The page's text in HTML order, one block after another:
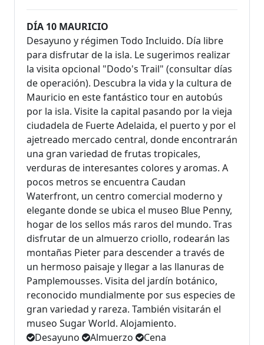
DÍA 10 MAURICIO
Desayuno y régimen Todo Incluido. Día libre
para disfrutar de la isla. Le sugerimos realizar
la visita opcional "Dodo's Trail" (consultar días
de operación). Descubra la vida y la cultura de
Mauricio en este fantástico tour en autobús
por la isla. Visite la capital pasando por la vieja
ciudadela de Fuerte Adelaida, el puerto y por el
ajetreado mercado central, donde encontrarán
una gran variedad de frutas tropicales,
verduras de interesantes colores y aromas. A
pocos metros se encuentra Caudan
Waterfront, un centro comercial moderno y
elegante donde se ubica el museo Blue Penny,
hogar de los sellos más raros del mundo. Tras
disfrutar de un almuerzo criollo, rodearán las
montañas Pieter para descender a través de
un hermoso paisaje y llegar a las llanuras de
Pamplemousses. Visita del jardín botánico,
reconocido mundialmente por sus especies de
gran variedad y rareza. También visitarán el
museo Sugar World. Alojamiento.
Desayuno
Almuerzo Cena